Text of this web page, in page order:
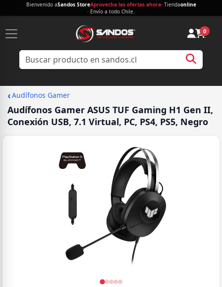
Bienvenido aSandos StoreAprovecha las ofertas ahora· Tiendaonline
· Envío a todo Chile.
0
‹Audífonos Gamer
Audífonos Gamer ASUS TUF Gaming H1 Gen II,
Conexión USB, 7.1 Virtual, PC, PS4, PS5, Negro